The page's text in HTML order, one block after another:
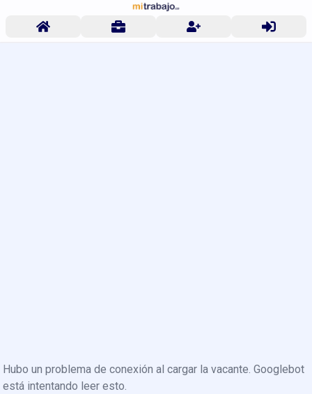
Hubo un problema de conexión al cargar la vacante. Googlebot
está intentando leer esto.